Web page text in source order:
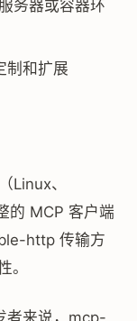
务器或容器环
制和扩展
Linux、
的 MCP 客户端
http 传输方
。
者来说，mcp-